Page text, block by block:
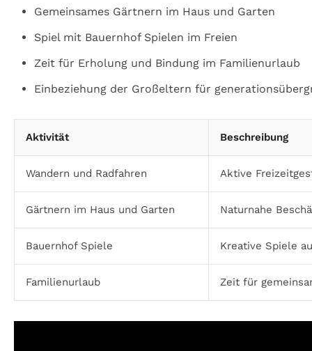
Gemeinsames Gärtnern im Haus und Garten
Spiel mit Bauernhof Spielen im Freien
Zeit für Erholung und Bindung im Familienurlaub
Einbeziehung der Großeltern für
Aktivität Beschreibung
Wandern und Radfahren Aktive
Gärtnern im Haus und Garten Naturnahe
Bauernhof Spiele Kreative Spiele
Familienurlaub Zeit für